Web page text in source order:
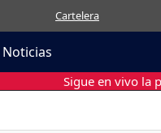
Cartelera
Noticias
Sigue en vivo la